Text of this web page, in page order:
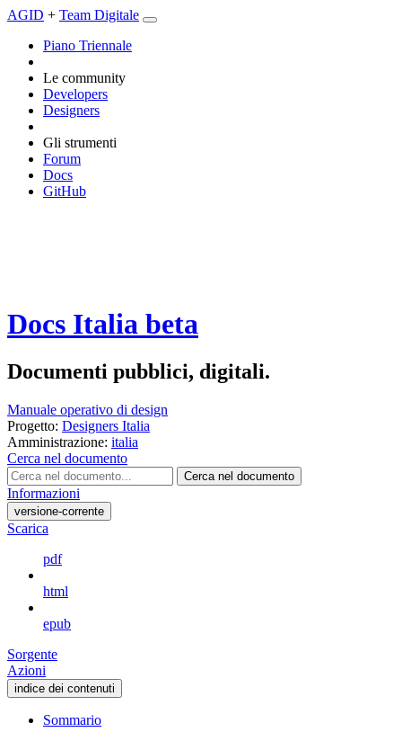
AGID + Team Digitale
Piano Triennale
Le community
Developers
Designers
Gli strumenti
Forum
Docs
GitHub
Docs Italia beta
Documenti pubblici, digitali.
Manuale operativo di design
Progetto: Designers Italia
Amministrazione: italia
Cerca nel documento
Cerca nel documento
Informazioni
versione-corrente
Scarica
pdf
html
epub
Sorgente
Azioni
indice dei contenuti
Sommario